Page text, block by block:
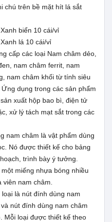
chú trên bề mặt hít lá sắt
biển 10 cái/vỉ
lá 10 cái/vỉ
cấp các loại Nam châm dẻo,
nam châm ferrit, nam
nam châm khối từ tính siêu
dụng trong các sản phẩm
xuất hộp bao bì, điện tử
xử lý tách mạt sắt trong các
nam châm là vật phẩm dùng
Nó được thiết kế cho bảng
trình bày ý tưởng.
miếng nhựa bóng nhiều
viên nam châm.
loại là nút đính dùng nam
nút đính dùng nam châm
Mỗi loại được thiết kế theo